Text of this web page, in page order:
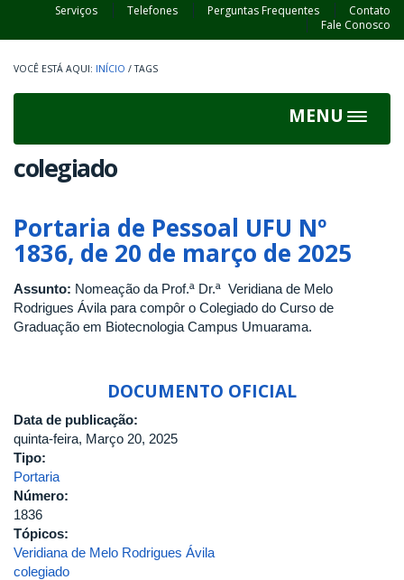
Serviços Telefones Perguntas Frequentes
Contato
Fale Conosco
INÍCIO / TAGS
MENU
Toggle
colegiado
Portaria de Pessoal UFU Nº
1836, de 20 de março de 2025
Assunto: Nomeação da Prof.ª Dr.ª Veridiana de Melo
Rodrigues Ávila para compôr o Colegiado do Curso de
Graduação em Biotecnologia Campus Umuarama.
DOCUMENTO OFICIAL
Data de publicação:
quinta-feira, Março 20, 2025
Tipo:
Portaria
Número:
1836
Tópicos:
Veridiana de Melo Rodrigues Ávila
colegiado